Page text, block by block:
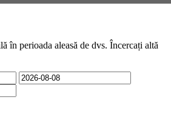
în perioada aleasă de dvs. Încercați altă